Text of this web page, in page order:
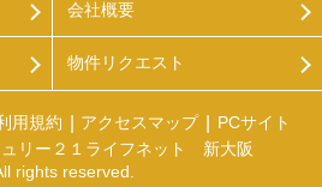
会社概要
物件リクエスト
用規約 アクセスマップ
PCサイト
リー２１ライフネット 新大阪
rights reserved.